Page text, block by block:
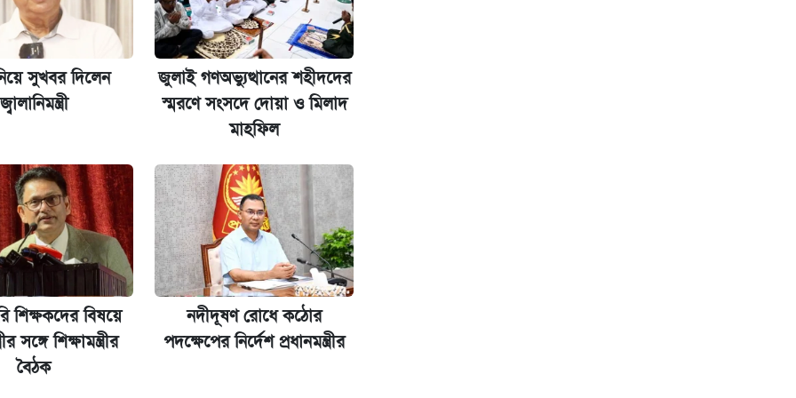
সুখবর দিলেন
জ্বালানিমন্ত্রী
জুলাই গণঅভ্যুত্থানের শহীদদের
স্মরণে সংসদে দোয়া ও মিলাদ
মাহফিল
শিক্ষকদের বিষয়ে
সঙ্গে শিক্ষামন্ত্রীর
বৈঠক
নদীদূষণ রোধে কঠোর
পদক্ষেপের নির্দেশ প্রধানমন্ত্রীর